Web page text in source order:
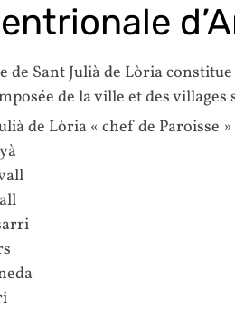
de Sant Julià de Lòria
de la ville et des villages
de Lòria « chef de Paroisse »